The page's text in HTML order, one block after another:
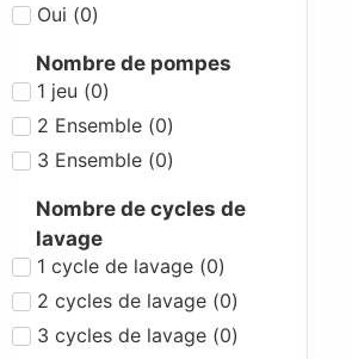
Oui (0)
Nombre de pompes
1 jeu (0)
2 Ensemble (0)
3 Ensemble (0)
Nombre de cycles de
lavage
1 cycle de lavage (0)
2 cycles de lavage (0)
3 cycles de lavage (0)